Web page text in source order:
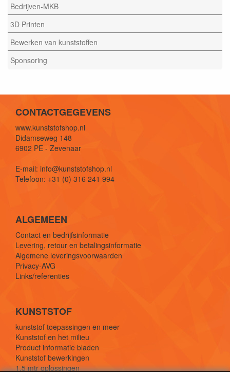
Bedrijven-MKB
3D Printen
Bewerken van kunststoffen
Sponsoring
CONTACTGEGEVENS
www.kunststofshop.nl
Didamseweg 148
6902 PE - Zevenaar
E-mail: info@kunststofshop.nl
Telefoon: +31 (0) 316 241 994
ALGEMEEN
Contact en bedrijfsinformatie
Levering, retour en betalingsinformatie
Algemene leveringsvoorwaarden
Privacy-AVG
Links/referenties
KUNSTSTOF
kunststof toepassingen en meer
Kunststof en het milieu
Product informatie bladen
Kunststof bewerkingen
1,5 mtr oplossingen